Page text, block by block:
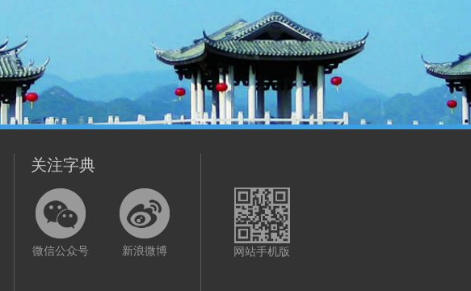
关注字典
微信公众号 新浪微博 网站手机版